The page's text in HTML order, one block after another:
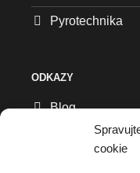
cookie
Pyrotechnika
ODKAZY
Blog
Všeobecné